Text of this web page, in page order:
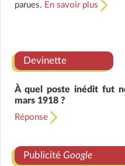
parues. En savoir plus
Devinette
À quel poste inédit fut
mars 1918 ?
Réponse
Publicité Google